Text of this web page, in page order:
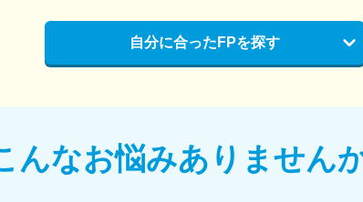
自分に合ったFPを探す
んなお悩みありません